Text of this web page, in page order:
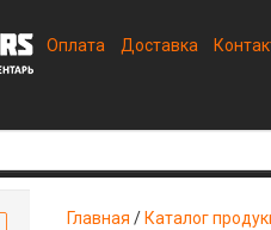
Оплата Доставка
Главная / Каталог